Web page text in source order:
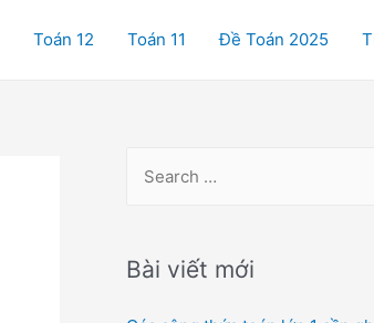
Toán 12 Toán 11 Đề Toán 2025
rBài viết mới